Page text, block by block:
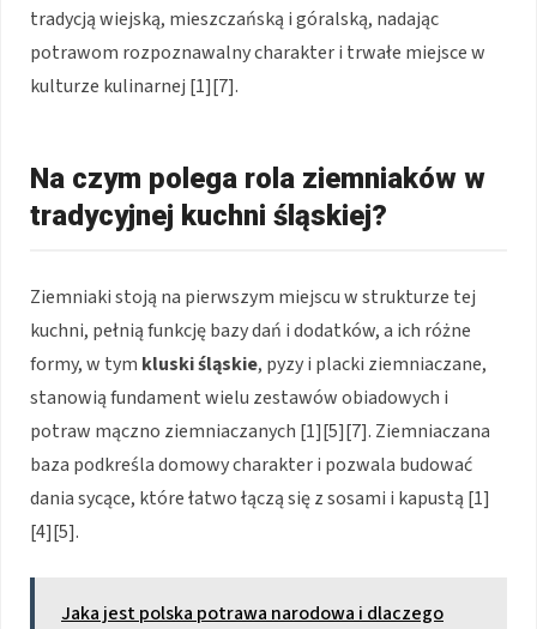
tradycją wiejską, mieszczańską i góralską, nadając
potrawom rozpoznawalny charakter i trwałe miejsce w
kulturze kulinarnej [1][7].
Na czym polega rola ziemniaków w
tradycyjnej kuchni śląskiej?
Ziemniaki stoją na pierwszym miejscu w strukturze tej
kuchni, pełnią funkcję bazy dań i dodatków, a ich różne
formy, w tym kluski śląskie, pyzy i placki ziemniaczane,
stanowią fundament wielu zestawów obiadowych i
potraw mączno ziemniaczanych [1][5][7]. Ziemniaczana
baza podkreśla domowy charakter i pozwala budować
dania sycące, które łatwo łączą się z sosami i kapustą [1]
[4][5].
Jaka jest polska potrawa narodowa i dlaczego